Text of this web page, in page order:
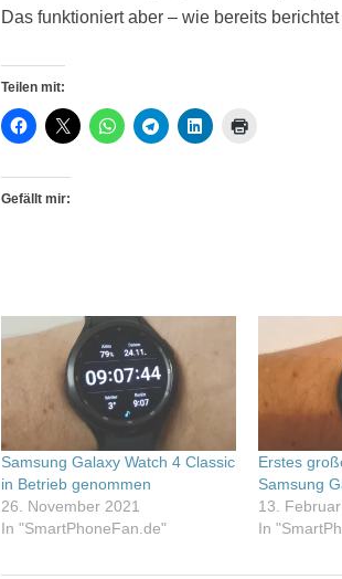
Das funktioniert aber – wie bereits
Teilen mit:
Gefällt mir:
Samsung Galaxy Watch 4 Classic
in Betrieb genommen
26. November 2021
In "SmartPhoneFan.de"
Erstes
Samsung
13.
In